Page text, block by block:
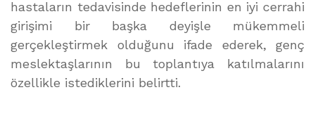
hastaların tedavisinde hedeflerinin en iyi cerrahi
girişimi bir başka deyişle mükemmeli
gerçekleştirmek olduğunu ifade ederek, genç
meslektaşlarının bu toplantıya katılmalarını
özellikle istediklerini belirtti.